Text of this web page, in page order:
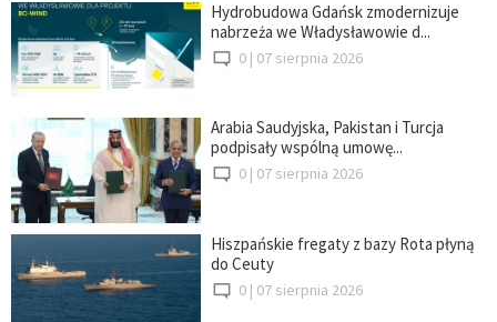
Hydrobudowa Gdańsk zmodernizuje
nabrzeża we Władysławowie d...
0 | 07 sierpnia 2026
Arabia Saudyjska, Pakistan i Turcja
podpisały wspólną umowę...
0 | 07 sierpnia 2026
Hiszpańskie fregaty z bazy Rota płyną
do Ceuty
0 | 07 sierpnia 2026